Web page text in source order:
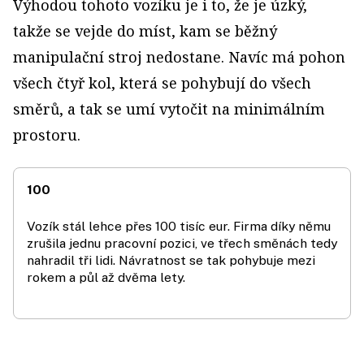
Výhodou tohoto vozíku je i to, že je úzký,
takže se vejde do míst, kam se běžný
manipulační stroj nedostane. Navíc má pohon
všech čtyř kol, která se pohybují do všech
směrů, a tak se umí vytočit na minimálním
prostoru.
100
Vozík stál lehce přes 100 tisíc eur. Firma díky němu
zrušila jednu pracovní pozici, ve třech směnách tedy
nahradil tři lidi. Návratnost se tak pohybuje mezi
rokem a půl až dvěma lety.